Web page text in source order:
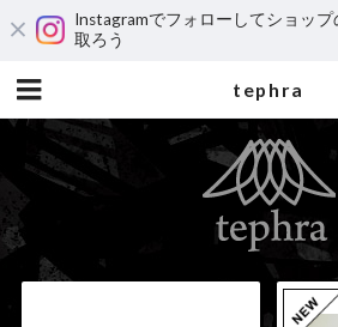
Instagramでフォローしてショッ
取ろう
tephra